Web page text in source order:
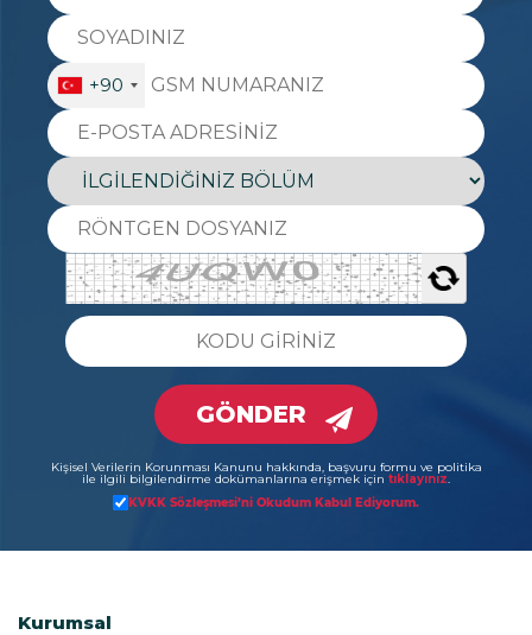
+90
GÖNDER
Kişisel Verilerin Korunması Kanunu hakkında, başvuru formu ve politika
ile ilgili bilgilendirme dokümanlarına erişmek için tıklayınız.
KVKK Sözleşmesi’ni Okudum Kabul Ediyorum.
Kurumsal